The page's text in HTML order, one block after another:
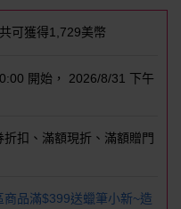
可獲得1,729美幣
開始， 2026/8/31 下午
扣、滿額現折、滿額贈門
商品滿$399送蠟筆小新~造